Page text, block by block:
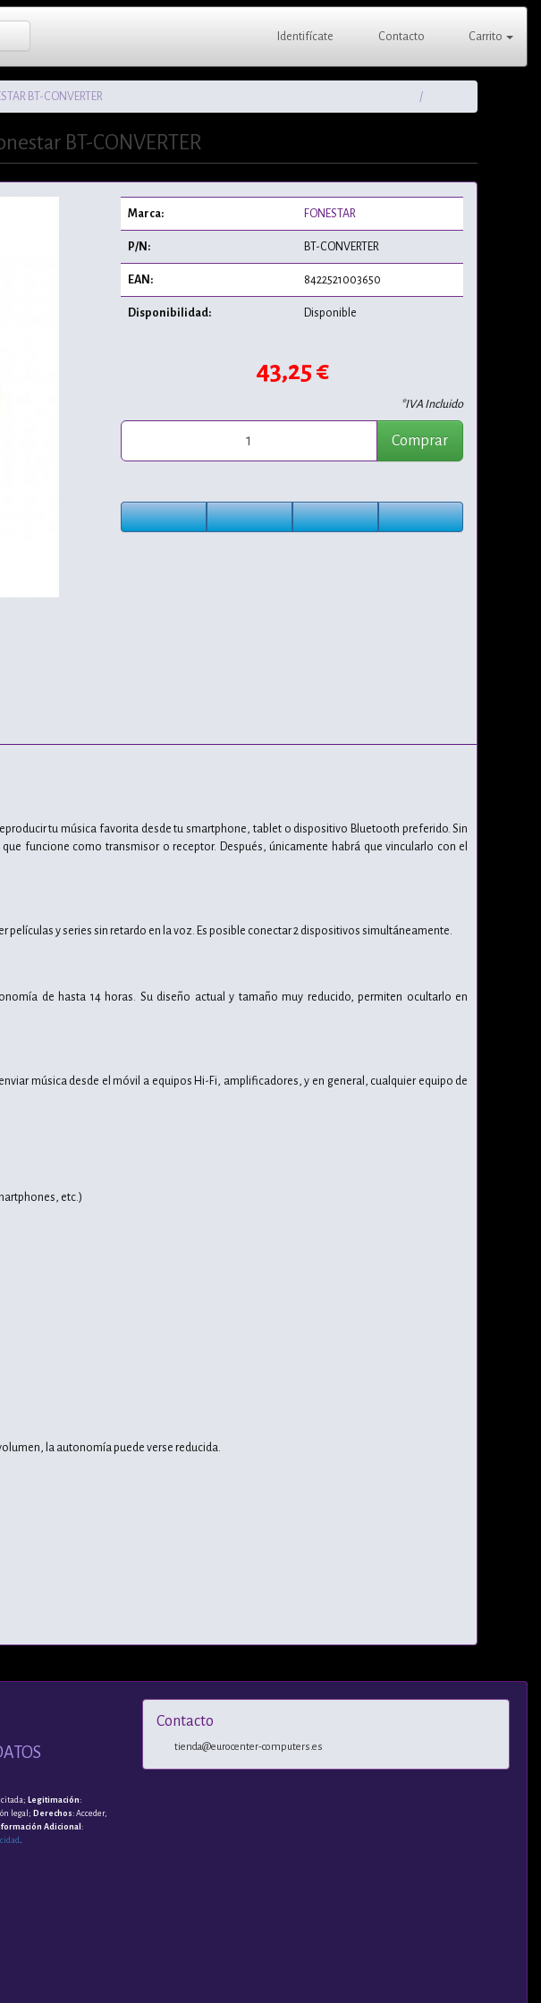
Identifícate Contacto Carrito
BT-CONVERTER
BT-CONVERTER
Marca: FONESTAR
P/N: BT-CONVERTER
EAN: 8422521003650
Disponibilidad: Disponible
43,25 €
*IVA Incluido
Comprar
tu música favorita desde tu smartphone, tablet o dispositivo Bluetooth preferido. Sin
funcione como transmisor o receptor. Después, únicamente habrá que vincularlo con el
películas y series sin retardo en la voz. Es posible conectar 2 dispositivos simultáneamente.
de hasta 14 horas. Su diseño actual y tamaño muy reducido, permiten ocultarlo en
música desde el móvil a equipos Hi-Fi, amplificadores, y en general, cualquier equipo de
etc.)
la autonomía puede verse reducida.
Legitimación:
legal; Derechos: Acceder,
Adicional :
.
Contacto
tienda@eurocenter-computers.es